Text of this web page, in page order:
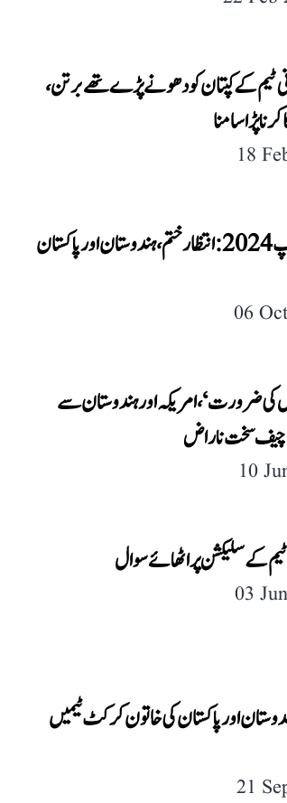
ٹیم کے کپتان کو دھونے پڑے تھے برتن،
پڑا سامنا
18
خواتین ٹی-20 عالمی کپ 2024: انتظار ختم، ہندوستان اور پاکستان
06
کی ضرورت‘، امریکہ اور ہندوستان سے
چیف سخت ناراض
10
کے سلیکشن پر اٹھائے سوال
03
گیمز 2023: ہندوستان اور پاکستان کی خاتون کرکٹ ٹیمیں
21